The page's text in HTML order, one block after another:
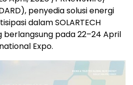
penyedia solusi energi
dalam SOLARTECH
berlangsung pada 22–24 April
Expo.